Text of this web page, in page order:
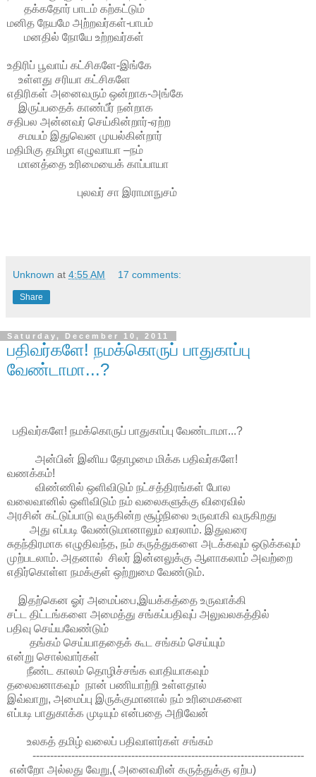
தக்கதோர் பாடம் கற்கட்டும்
மனித நேயமே அற்றவர்கள்-பாபம்
மனதில் நோயே உற்றவர்கள்
உதிரிப் பூவாய் கட்சிகளே-இங்கே
உள்ளது சரியா கட்சிகளே
எதிரிகள் அனைவரும் ஒன்றாக-அங்கே
இருப்பதைக் காண்பீர் நன்றாக
சதிபல அன்னவர் செய்கின்றார்-ஏற்ற
சமயம் இதுவென முயல்கின்றார்
மதிமிகு தமிழா எழுவாயா –நம்
மானத்தை உரிமையைக் காப்பாயா
புலவர் சா இராமாநுசம்
Unknown at 4:55 AM 17 comments:
Share
Saturday, December 10, 2011
பதிவர்களே! நமக்கொருப் பாதுகாப்பு
வேண்டாமா...?
பதிவர்களே! நமக்கொருப் பாதுகாப்பு வேண்டாமா...?
அன்பின் இனிய தோழமை மிக்க பதிவர்களே!
வணக்கம்!
விண்ணில் ஒளிவிடும் நட்சத்திரங்கள் போல
வலைவானில் ஒளிவிடும் நம் வலைகளுக்கு விரைவில்
அரசின் கட்டுப்பாடு வருகின்ற சூழ்நிலை உருவாகி வருகிறது
அது எப்படி வேண்டுமானாலும் வரலாம். இதுவரை
சுதந்திரமாக எழுதிவந்த, நம் கருத்துகளை அடக்கவும் ஒடுக்கவும்
முற்படலாம். அதனால் சிலர் இன்னலுக்கு ஆளாகலாம் அவற்றை
எதிர்கொள்ள நமக்குள் ஒற்றுமை வேண்டும்.
இதற்கென ஓர் அமைப்பை,இயக்கத்தை உருவாக்கி
சட்ட திட்டங்களை அமைத்து சங்கப்பதிவுப் அலுவலகத்தில்
பதிவு செய்யவேண்டும்
தங்கம் செய்யாததைக் கூட சங்கம் செய்யும்
என்று சொல்வார்கள்
நீண்ட காலம் தொழிச்சங்க வாதியாகவும்
தலைவனாகவும் நான் பணியாற்றி உள்ளதால்
இவ்வாறு, அமைப்பு இருக்குமானால் நம் உரிமைகளை
எப்படி பாதுகாக்க முடியும் என்பதை அறிவேன்
உலகத் தமிழ் வலைப் பதிவாளர்கள் சங்கம்
-----------------------------------------------------------------------------
என்றோ அல்லது வேறு,( அனைவரின் கருத்துக்கு ஏற்ப)